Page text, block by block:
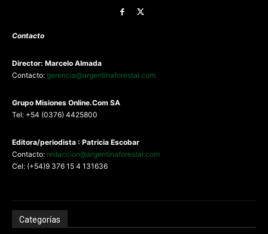
Contacto
Director: Marcelo Almada
Contacto: gerencia@argentinaforestal.com
Grupo Misiones Online.Com SA
Tel: +54 (0376) 4425800
Editora/periodista : Patricia Escobar
Contacto: redaccion@argentinaforestal.com
Cel: (+54)9 376 15 4 131636
Categorías